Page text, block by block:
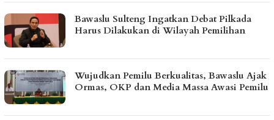
Bawaslu Sulteng Ingatkan Debat Pilkada
Harus Dilakukan di Wilayah Pemilihan
Wujudkan Pemilu Berkualitas, Bawaslu Ajak
Ormas, OKP dan Media Massa Awasi Pemilu